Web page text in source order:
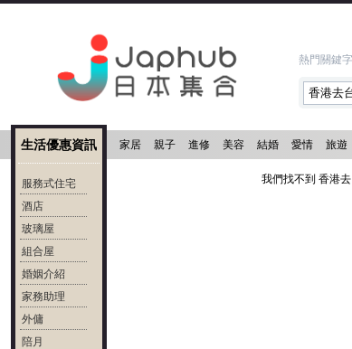
熱門關鍵字
家居 親子 進修 美容 結婚 愛情 旅遊
生活優惠資訊
服務式住宅
酒店
玻璃屋
組合屋
婚姻介紹
家務助理
外傭
陪月
我們找不到 香港